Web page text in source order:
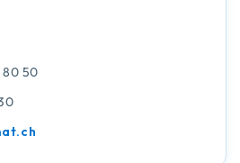
80 50